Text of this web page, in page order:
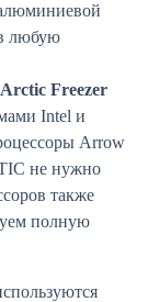
любую
Arctic Freezer
Intel и
Arrow
не нужно
также
полную